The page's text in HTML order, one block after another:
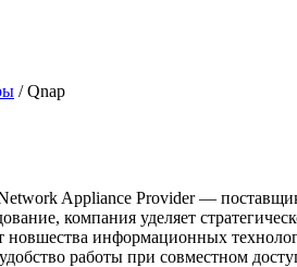
/Qnap
Appliance Provider — поставщик
компания уделяет
новшества информационных
работы при совместном